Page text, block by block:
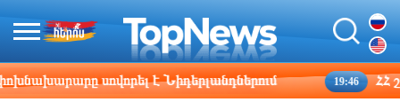
սովորել է Նիդերլանդներում 19:46 ՀՀ